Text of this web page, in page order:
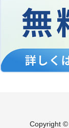
Copyright ©